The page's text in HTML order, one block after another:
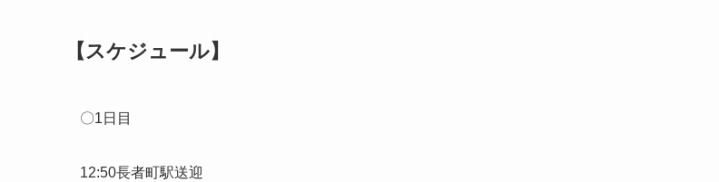
【スケジュール】
〇1日目
12:50長者町駅送迎